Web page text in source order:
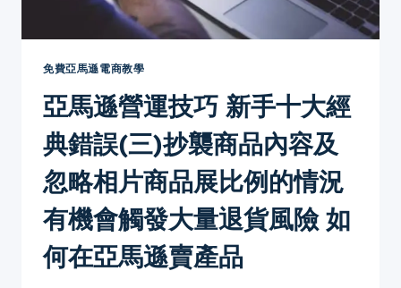
(四)
AMAZON
教
物
流
技
巧
如
果
忽
略
外
免費亞馬遜電商教學
亞馬遜營運技巧 新手十大經
典錯誤(三)抄襲商品內容及
忽略相片商品展比例的情況
有機會觸發大量退貨風險 如
何在亞馬遜賣產品